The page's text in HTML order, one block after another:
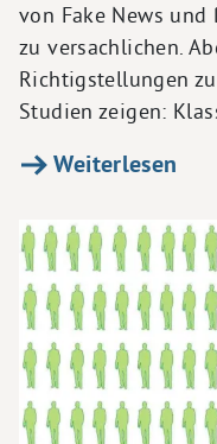
von Fake News
zu versachlichen.
Richtigstellungen
Studien zeigen:
Weiterlesen